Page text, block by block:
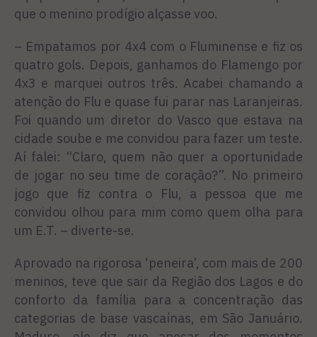
que o menino prodígio alçasse voo.
– Empatamos por 4x4 com o Fluminense e fiz os
quatro gols. Depois, ganhamos do Flamengo por
4x3 e marquei outros três. Acabei chamando a
atenção do Flu e quase fui parar nas Laranjeiras.
Foi quando um diretor do Vasco que estava na
cidade soube e me convidou para fazer um teste.
Aí falei: “Claro, quem não quer a oportunidade
de jogar no seu time de coração?”. No primeiro
jogo que fiz contra o Flu, a pessoa que me
convidou olhou para mim como quem olha para
um E.T. – diverte-se.
Aprovado na rigorosa ‘peneira’, com mais de 200
meninos, teve que sair da Região dos Lagos e do
conforto da família para a concentração das
categorias de base vascaínas, em São Januário.